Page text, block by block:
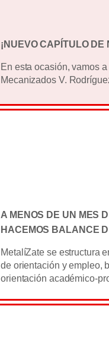
¡NUEVO CAPÍTULO DE
En esta ocasión, vamos
Mecanizados V.
A MENOS DE UN MES
HACEMOS BALANCE
MetalíZate se estructura
de orientación y empleo,
orientación académico-